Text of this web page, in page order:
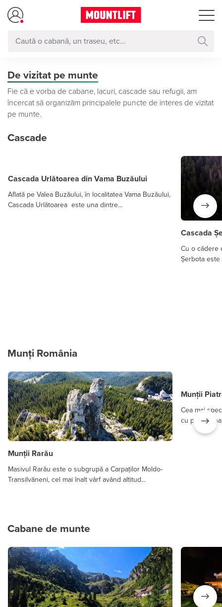
De vizitat pe munte
Fie că e vorba de cabane, lacuri, cascade sau refugii, am
încercat să organizăm principalele puncte de interes de vizitat
pe munte.
Cascade
Cascada Urlătoarea din Vama Buzăului
Aflată pe Valea Buzăului, în localitatea Vama Buzăului,
Cascada Urlătoarea este una dintre...
Cascada
Cu o cădere
Șerbota
Munți România
Munții Rarău
Masivul Rarău este o subgrupă a Carpaților Moldo-
Transilvăneni, cel mai înalt vârf având altitud...
Munții
Cea mai
cu piscuri
Cabane de munte